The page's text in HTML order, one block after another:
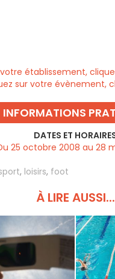
établissement,
sur votre évènement,
INFORMATIONS
DATES ET
25 octobre 2008 au 28
, loisirs, foot
À LIRE AUSSI...